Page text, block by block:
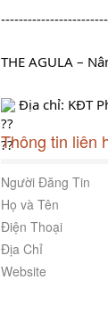
------------------------
THE AGULA –
Địa chỉ: KĐT
Thông tin liên
Người Đăng Tin
Họ và Tên
Điện Thoại
Địa Chỉ
Website